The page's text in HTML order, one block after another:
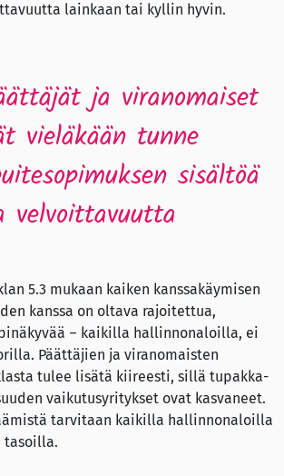
lainkaan tai kyllin hyvin.
ja viranomaiset
vieläkään tunne
sisältöä
velvoittavuutta
5.3 mukaan kaiken kanssakäymisen
kanssa on oltava rajoitettua,
– kaikilla hallinnonaloilla, ei
Päättäjien ja viranomaisten
tulee lisätä kiireesti, sillä tupakka-
vaikutusyritykset ovat kasvaneet.
tarvitaan kaikilla hallinnonaloilla
tasoilla.